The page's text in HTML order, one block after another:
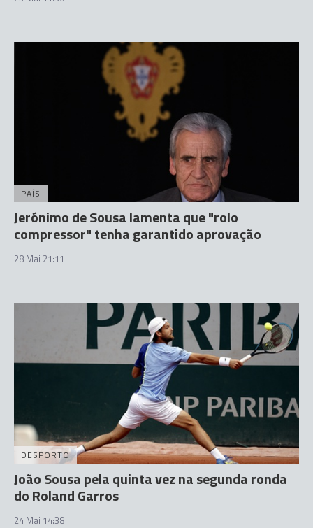
PAÍS
Jerónimo de Sousa lamenta que "rolo
compressor" tenha garantido aprovação
28 Mai 21:11
DESPORTO
João Sousa pela quinta vez na segunda ronda
do Roland Garros
24 Mai 14:38